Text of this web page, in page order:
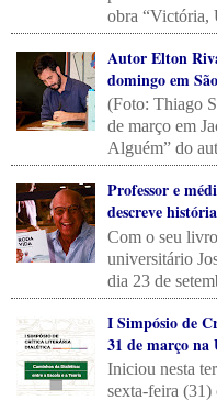
obra “Victória,
Autor Elton
domingo em
(Foto: Thiago
de março em
Alguém” do
Professor e
descreve
Com o seu
universitário
dia 23 de
I Simpósio de
31 de março na
Iniciou nesta
sexta-feira